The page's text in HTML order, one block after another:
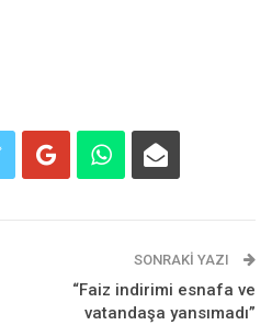
SONRAKI YAZI
“Faiz indirimi esnafa ve
vatandaşa yansımadı”